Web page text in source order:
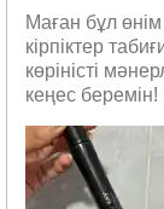
Маған бұл
кірпіктер
көріністі
кеңес беремін!